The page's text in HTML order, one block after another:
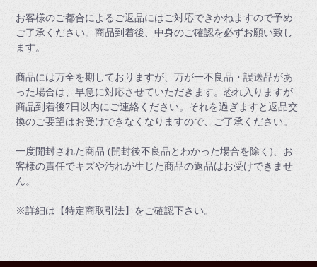
お客様のご都合によるご返品にはご対応できかねますので予め
ご了承ください。商品到着後、中身のご確認を必ずお願い致し
ます。
商品には万全を期しておりますが、万が一不良品・誤送品があ
った場合は、早急に対応させていただきます。恐れ入りますが
商品到着後7日以内にご連絡ください。それを過ぎますと返品交
換のご要望はお受けできなくなりますので、ご了承ください。
一度開封された商品 (開封後不良品とわかった場合を除く)、お
客様の責任でキズや汚れが生じた商品の返品はお受けできませ
ん。
※詳細は【特定商取引法】をご確認下さい。